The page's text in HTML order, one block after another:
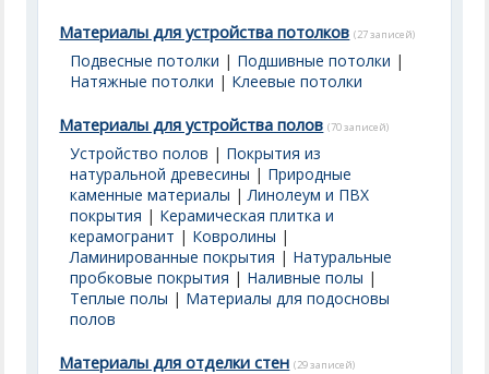
Материалы для устройства потолков (27 записей)
Подвесные потолки | Подшивные потолки |
Натяжные потолки | Клеевые потолки
Материалы для устройства полов (70 записей)
Устройство полов | Покрытия из
натуральной древесины | Природные
каменные материалы |Линолеум и ПВХ
покрытия | Керамическая плитка и
керамогранит | Ковролины |
Ламинированные покрытия | Натуральные
пробковые покрытия | Наливные полы |
Теплые полы | Материалы для подосновы
полов
Материалы для отделки стен (29 записей)